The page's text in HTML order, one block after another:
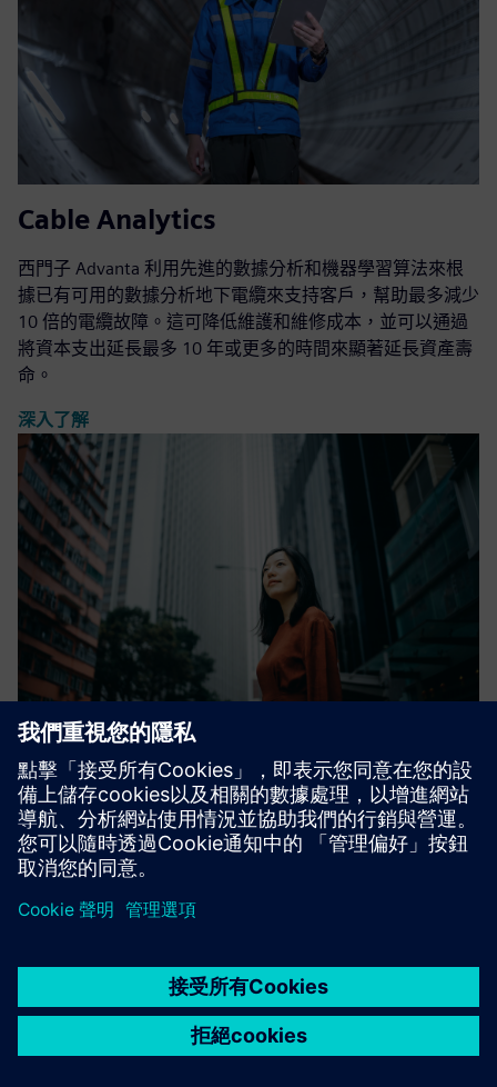
Cable Analytics
西門子 Advanta 利用先進的數據分析和機器學習算法來根
據已有可用的數據分析地下電纜來支持客戶，幫助最多減少
10 倍的電纜故障。這可降低維護和維修成本，並可以通過
將資本支出延長最多 10 年或更多的時間來顯著延長資產壽
命。
深入了解
City Air Management
西門子 Advanta 的 City Air Management 解決方案幫助城市
減少空氣污染。即時收集排放數據，並模擬改善空氣質量的
措施，從而使決策者能夠使用可靠的數據來解決高排放量。
地提高效率並促進長期空氣質量改善。